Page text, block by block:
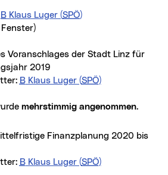
B Klaus Luger (SPÖ)
von Bürgermeister Klaus Luger
Voranschlages der Stadt Linz für
2019
BKlaus Luger (SPÖ)
mehrstimmig angenommen.
Finanzplanung 2020 bis
BKlaus Luger (SPÖ)